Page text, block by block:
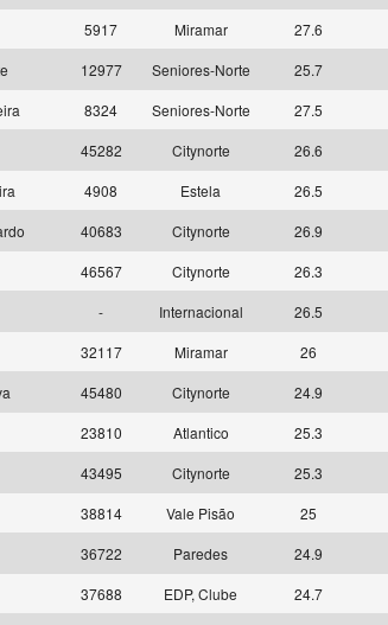
5917 Miramar 27.6
12977 Seniores-Norte 25.7
8324 Seniores-Norte 27.5
45282 Citynorte 26.6
4908 Estela 26.5
40683 Citynorte 26.9
46567 Citynorte 26.3
- Internacional 26.5
32117 Miramar 26
45480 Citynorte 24.9
23810 Atlantico 25.3
43495 Citynorte 25.3
38814 Vale Pisão 25
36722 Paredes 24.9
37688 EDP, Clube 24.7